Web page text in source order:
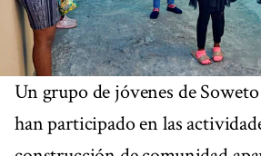
Un grupo de jóvenes de
han participado en las